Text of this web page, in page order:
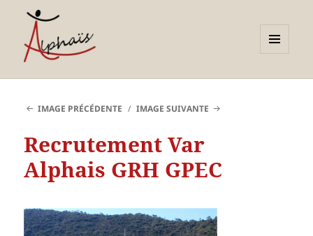
compétences et
orientations adultes et
jeunes
WIDGETS
IMAGE PRÉCÉDENTE IMAGE SUIVANTE
Recrutement Var
Alphais GRH GPEC